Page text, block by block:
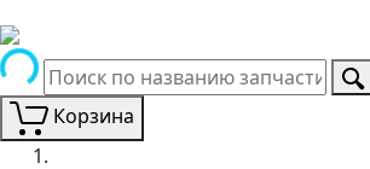
Корзина